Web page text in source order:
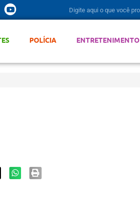
POLÍCIA ENTRETENIMENTO